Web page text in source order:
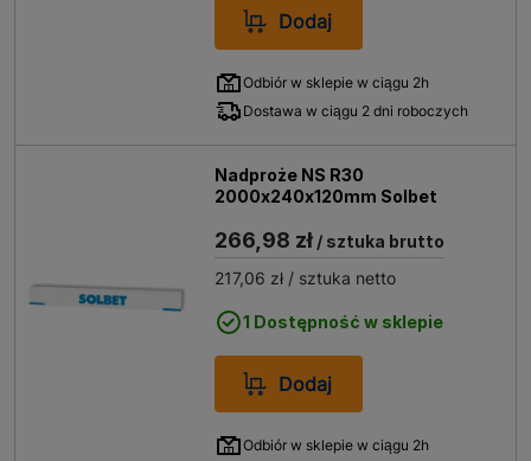
Dodaj
Odbiór w sklepie w ciągu 2h
Dostawa w ciągu 2 dni roboczych
Nadproże NS R30
2000x240x120mm Solbet
266,98 zł / sztuka brutto
217,06 zł / sztuka netto
1 Dostępność w sklepie
Dodaj
Odbiór w sklepie w ciągu 2h